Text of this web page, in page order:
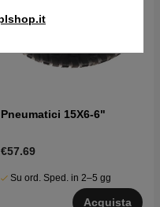
Pneumatici 15X6-6"
€57.69
Su ord. Sped. in 2–5 gg
Acquista